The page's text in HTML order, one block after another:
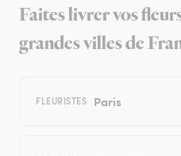
Faites livrer vos
grandes villes de
FLEURISTES Paris